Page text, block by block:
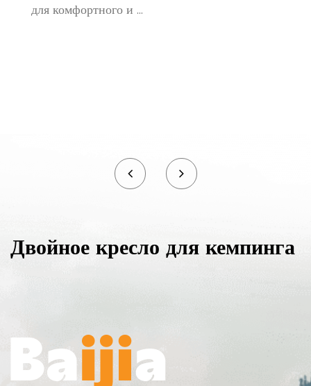
отвечающих потребностям каждого!
для комфортного и ...
Двойное кресло для кемпинга